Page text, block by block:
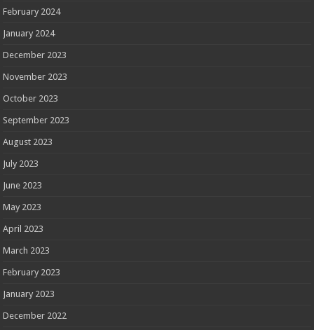
February 2024
January 2024
December 2023
November 2023
October 2023
September 2023
August 2023
July 2023
June 2023
May 2023
April 2023
March 2023
February 2023
January 2023
December 2022